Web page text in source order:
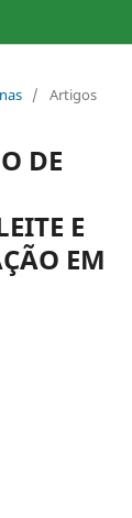
/ Artigos
DE
E
EM